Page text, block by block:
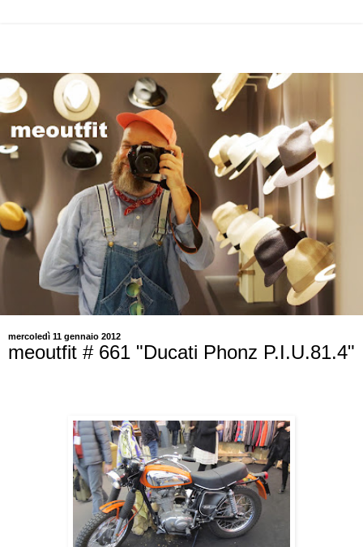
mercoledì 11 gennaio 2012
meoutfit # 661 "Ducati Phonz P.I.U.81.4"